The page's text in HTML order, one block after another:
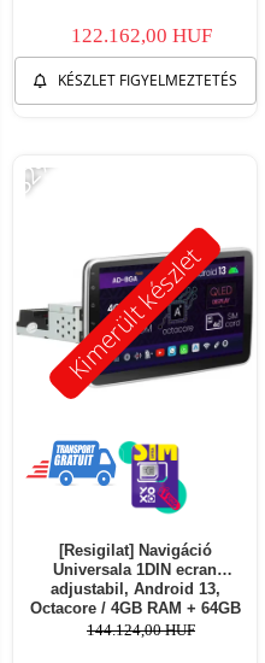
122.162,00 HUF
KÉSZLET FIGYELMEZTETÉS
Kimerült készlet
-32%
[Resigilat] Navigáció
Universala 1DIN ecran
adjustabil, Android 13,
Octacore / 4GB RAM + 64GB
ROM, 10.1 Inch - AD-
144.124,00 HUF